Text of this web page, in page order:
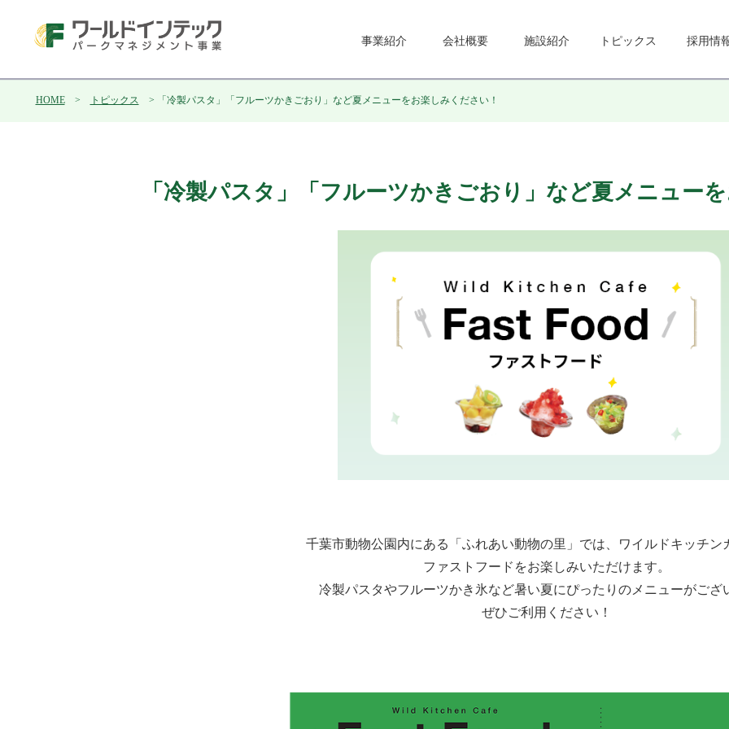
事業紹介 会社概要 施設紹介 トピックス 採用情
HOME> トピックス > 「冷製パスタ」「フルーツかきごおり」など夏メニューをお楽しみください！
「冷製パスタ」「フルーツかきごおり」など夏メニュー
千葉市動物公園内にある「ふれあい動物の里」では、ワイルドキッチン
ファストフードをお楽しみいただけます。
冷製パスタやフルーツかき氷など暑い夏にぴったりのメニューがござ
ぜひご利用ください！